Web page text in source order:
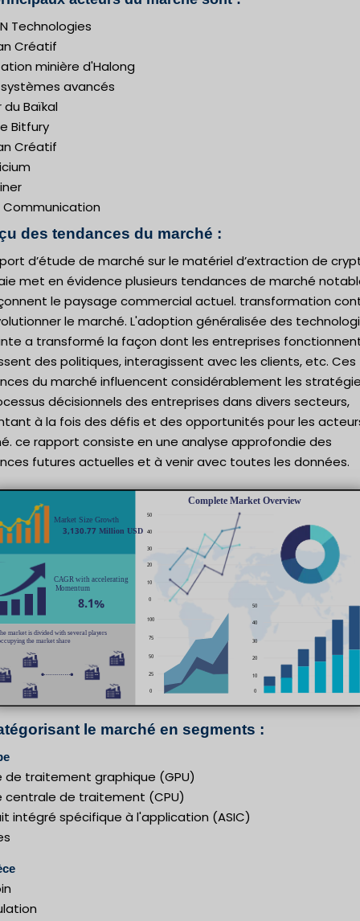
Technologies
Créatif
minière d'Halong
avancés
du Baïkal
Bitfury
Créatif
Communication
des tendances du marché :
d’étude de marché sur le matériel d’extraction de
met en évidence plusieurs tendances de marché
le paysage commercial actuel. transformation
le marché. L'adoption généralisée des
a transformé la façon dont les entreprises
des politiques, interagissent avec les clients, etc. Ces
du marché influencent considérablement les
décisionnels des entreprises dans divers secteurs,
à la fois des défis et des opportunités pour les
ce rapport consiste en une analyse approfondie des
futures actuelles et à venir avec toutes les données.
le marché en segments :
de traitement graphique (GPU)
centrale de traitement (CPU)
intégré spécifique à l'application (ASIC)